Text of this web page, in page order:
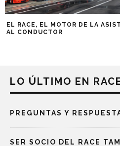
EL RACE, EL MOTOR DE LA
AL CONDUCTOR
LO ÚLTIMO EN
PREGUNTAS Y
SER SOCIO DEL RACE